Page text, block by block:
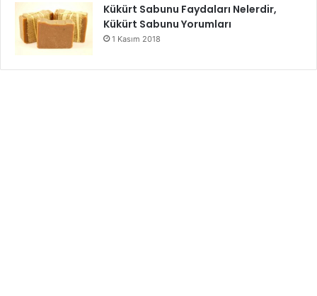
Kükürt Sabunu Faydaları Nelerdir,
Kükürt Sabunu Yorumları
1 Kasım 2018